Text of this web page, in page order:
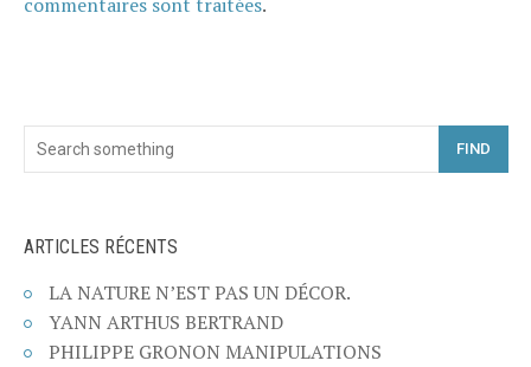
FIND
ARTICLES RÉCENTS
LA NATURE N’EST PAS UN DÉCOR.
YANN ARTHUS BERTRAND
PHILIPPE GRONON MANIPULATIONS